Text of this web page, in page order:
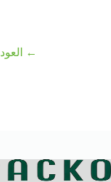
←